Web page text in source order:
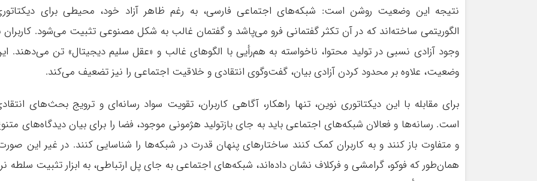
نتیجه این وضعیت روشن است: شبکه‌های اجتماعی فارسی، به رغم ظاهر آزاد خود، محیطی برای
الگوریتمی ساخته‌اند که در آن تکثر گفتمانی فرو می‌پاشد و گفتمان غالب به شکل مصنوعی تثبیت می‌شود. کاربران
وجود آزادی نسبی در تولید محتوا، ناخواسته به هم‌رأیی با الگوهای غالب و «عقل سلیم دیجیتال» تن می‌دهند.
وضعیت، علاوه بر محدود کردن آزادی بیان، گفت‌وگوی انتقادی و خلاقیت اجتماعی را نیز تضعیف می‌کند.
برای مقابله با این دیکتاتوری نوین، تنها راهکار، آگاهی کاربران، تقویت سواد رسانه‌ای و ترویج بحث‌های
است. رسانه‌ها و فعالان شبکه‌های اجتماعی باید به جای بازتولید هژمونی موجود، فضا را برای بیان دیدگاه‌های
و متفاوت باز کنند و به کاربران کمک کنند ساختارهای پنهان قدرت در شبکه‌ها را شناسایی کنند. در غیر این
همان‌طور که فوکو، گرامشی و فرکلاف نشان داده‌اند، شبکه‌های اجتماعی به جای پل ارتباطی، به ابزار تثبیت سلطه